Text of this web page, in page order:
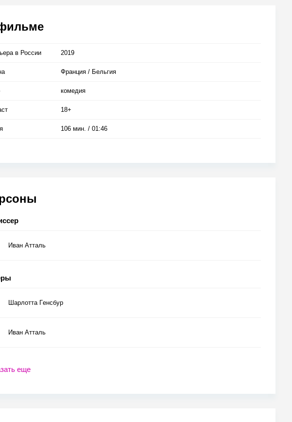
в Росcии 2019
Франция / Бельгия
комедия
18+
106 мин. / 01:46
Иван Атталь
Шарлотта Гeнcбур
Иван Атталь
еще